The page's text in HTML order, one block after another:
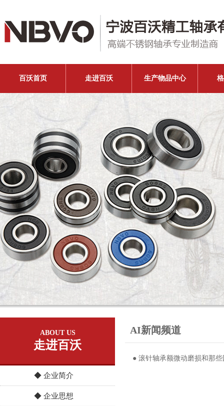
百沃首页 走进百沃 生产物品中心
ABOUT US
走进百沃
◆ 企业简介
◆ 企业思想
AI新闻频道
● 滚针轴承额微动磨损和那